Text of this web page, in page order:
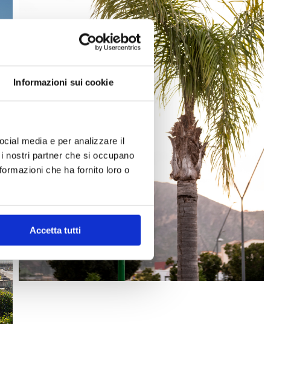
Informazioni sui cookie
media e per analizzare il
nostri partner che si occupano
che ha fornito loro o
Accetta tutti